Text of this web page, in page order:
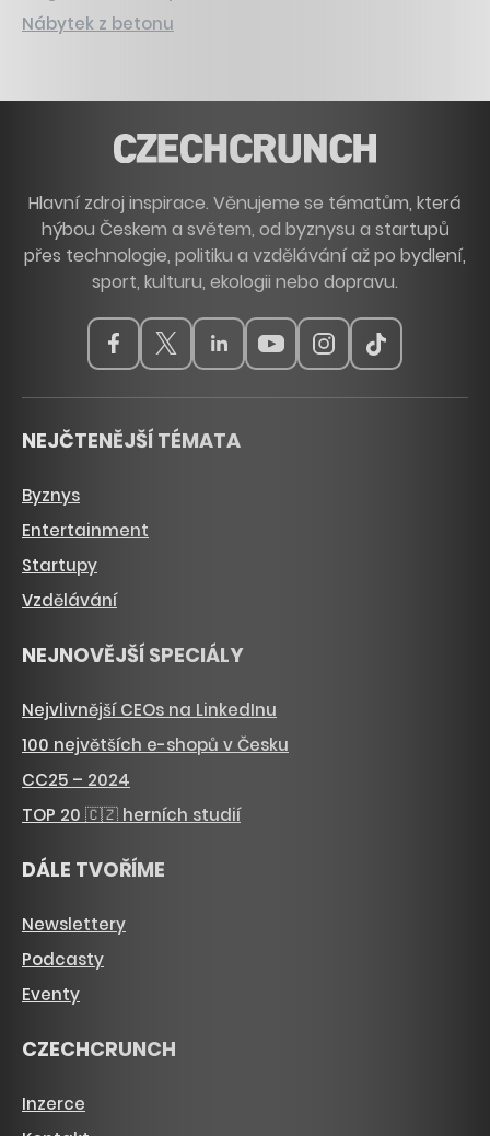
Nábytek z betonu
Hlavní zdroj inspirace. Věnujeme se tématům, která
hýbou Českem a světem, od byznysu a startupů
přes technologie, politiku a vzdělávání až po bydlení,
sport, kulturu, ekologii nebo dopravu.
NEJČTENĚJŠÍ TÉMATA
Byznys
Entertainment
Startupy
Vzdělávání
NEJNOVĚJŠÍ SPECIÁLY
Nejvlivnější CEOs na LinkedInu
100 největších e-shopů v Česku
CC25 – 2024
TOP 20 🇨🇿 herních studií
DÁLE TVOŘÍME
Newslettery
Podcasty
Eventy
CZECHCRUNCH
Inzerce